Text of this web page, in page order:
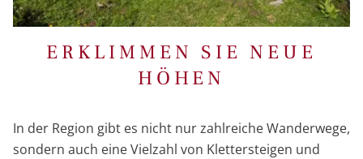
ERKLIMMEN SIE NEUE
HÖHEN
In der Region gibt es nicht nur zahlreiche Wanderwege,
sondern auch eine Vielzahl von Klettersteigen und